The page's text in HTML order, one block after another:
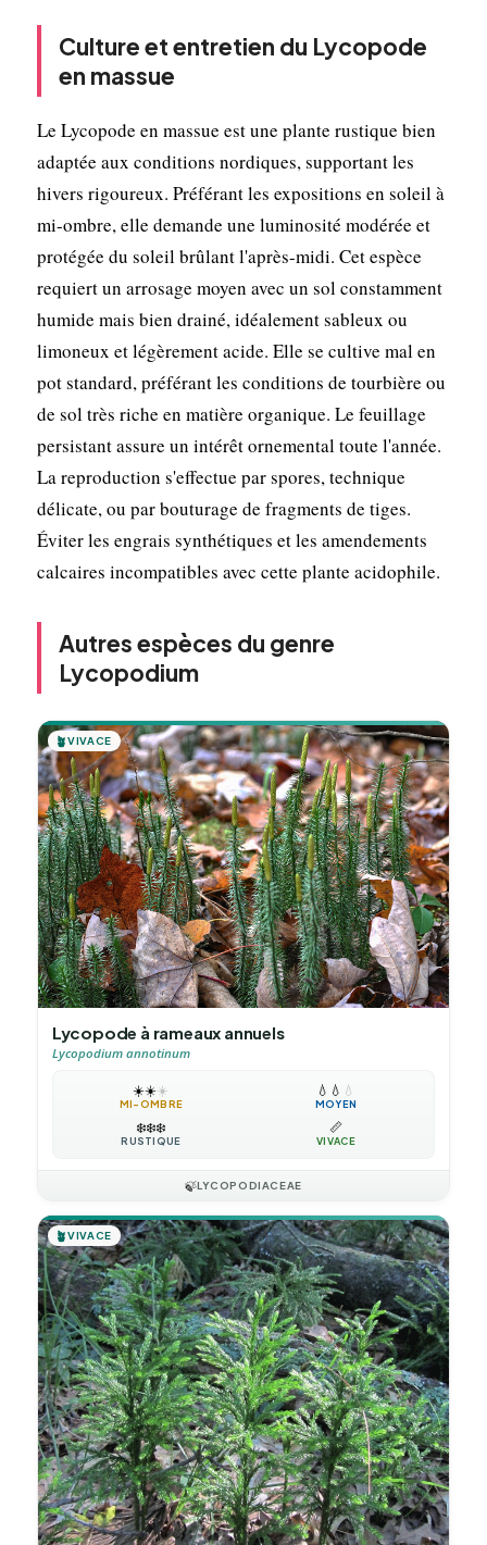
Culture et entretien du Lycopode
en massue
Le Lycopode en massue est une plante rustique bien
adaptée aux conditions nordiques, supportant les
hivers rigoureux. Préférant les expositions en soleil à
mi-ombre, elle demande une luminosité modérée et
protégée du soleil brûlant l'après-midi. Cet espèce
requiert un arrosage moyen avec un sol constamment
humide mais bien drainé, idéalement sableux ou
limoneux et légèrement acide. Elle se cultive mal en
pot standard, préférant les conditions de tourbière ou
de sol très riche en matière organique. Le feuillage
persistant assure un intérêt ornemental toute l'année.
La reproduction s'effectue par spores, technique
délicate, ou par bouturage de fragments de tiges.
Éviter les engrais synthétiques et les amendements
calcaires incompatibles avec cette plante acidophile.
Autres espèces du genre
Lycopodium
🪴VIVACE
Lycopode à rameaux annuels
Lycopodium annotinum
☀️☀️☀️
MI-OMBRE
💧 💧 💧
MOYEN
❄️❄️❄️
RUSTIQUE
📏
VIVACE
🍃LYCOPODIACEAE
🪴VIVACE